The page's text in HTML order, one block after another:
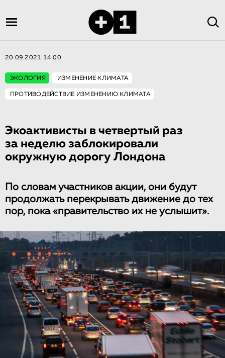
20.09.2021 14:00
ЭКОЛОГИЯ ИЗМЕНЕНИЕ КЛИМАТА
ПРОТИВОДЕЙСТВИЕ ИЗМЕНЕНИЮ КЛИМАТА
Экоактивисты в четвертый раз
за неделю заблокировали
окружную дорогу Лондона
По словам участников акции, они будут
продолжать перекрывать движение до тех
пор, пока «правительство их не услышит».